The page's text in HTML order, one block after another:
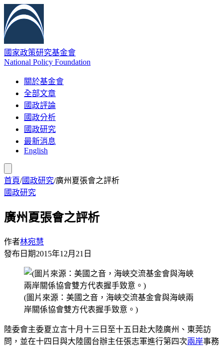
國家政策研究基金會
National Policy Foundation
關於基金會
全部文章
國政評論
國政分析
國政研究
最新消息
English
首頁/國政研究/廣州夏張會之評析
國政研究
廣州夏張會之評析
作者林宛慧
發布日期2015年12月21日
(圖片來源：美國之音，海峽交流基金會與海峽兩
岸關係協會雙方代表握手致意。)
陸委會主委夏立言十月十三日至十五日赴大陸廣州、東莞訪
問，並在十四日與大陸國台辦主任張志軍進行第四次兩岸事務